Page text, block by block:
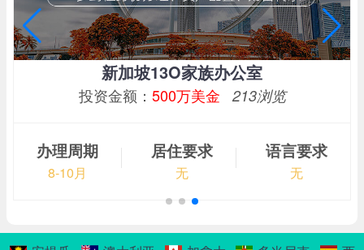
新加坡13O家族办公室
投资金额： 500万美金 213浏览
办理周期
8-10月
居住要求
无
语言要求
无